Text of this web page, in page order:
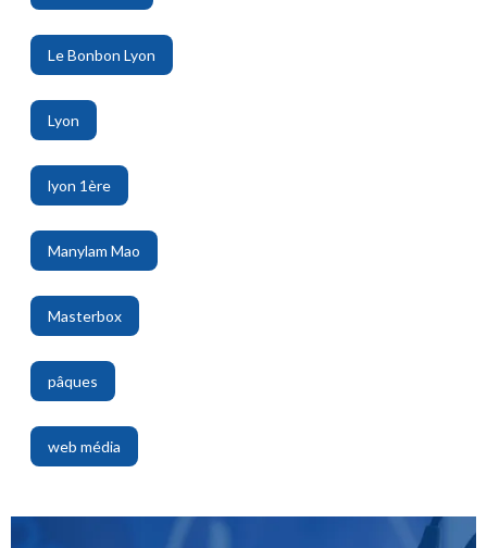
,
Le Bonbon Lyon
,
Lyon
,
lyon 1ère
,
Manylam Mao
,
Masterbox
,
pâques
,
web média